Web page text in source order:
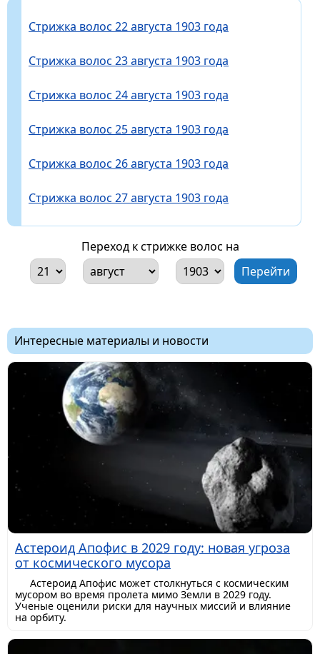
Стрижка волос 22 августа 1903 года
Стрижка волос 23 августа 1903 года
Стрижка волос 24 августа 1903 года
Стрижка волос 25 августа 1903 года
Стрижка волос 26 августа 1903 года
Стрижка волос 27 августа 1903 года
Переход к стрижке волос на
Интересные материалы и новости
Астероид Апофис в 2029 году: новая угроза
от космического мусора
Астероид Апофис может столкнуться с космическим
мусором во время пролета мимо Земли в 2029 году.
Ученые оценили риски для научных миссий и влияние
на орбиту.